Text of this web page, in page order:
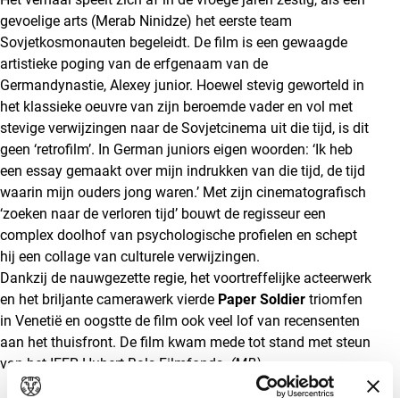
gevoelige arts (Merab Ninidze) het eerste team
Sovjetkosmonauten begeleidt. De film is een gewaagde
artistieke poging van de erfgenaam van de
Germandynastie, Alexey junior. Hoewel stevig geworteld in
het klassieke oeuvre van zijn beroemde vader en vol met
stevige verwijzingen naar de Sovjetcinema uit die tijd, is dit
geen ‘retrofilm’. In German juniors eigen woorden: ‘Ik heb
een essay gemaakt over mijn indrukken van die tijd, de tijd
waarin mijn ouders jong waren.’ Met zijn cinematografisch
‘zoeken naar de verloren tijd’ bouwt de regisseur een
complex doolhof van psychologische profielen en schept
hij een collage van culturele verwijzingen.
Dankzij de nauwgezette regie, het voortreffelijke acteerwerk
en het briljante camerawerk vierde Paper Soldier triomfen
in Venetië en oogstte de film ook veel lof van recensenten
aan het thuisfront. De film kwam mede tot stand met steun
van het IFFR Hubert Bals Filmfonds. (MB)